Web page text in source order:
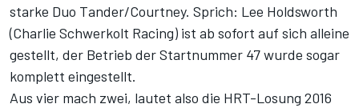
starke Duo Tander/Courtney. Sprich: Lee Holdsworth
(Charlie Schwerkolt Racing) ist ab sofort auf sich alleine
gestellt, der Betrieb der Startnummer 47 wurde sogar
komplett eingestellt.
Aus vier mach zwei, lautet also die HRT-Losung 2016